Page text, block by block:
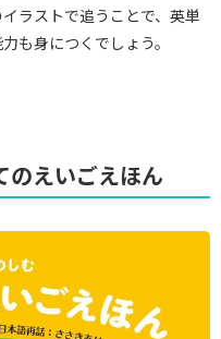
ラストで追うことで、英単
も身につくでしょう。
のえいごえほん